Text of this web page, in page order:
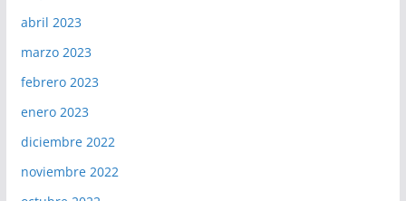
abril 2023
marzo 2023
febrero 2023
enero 2023
diciembre 2022
noviembre 2022